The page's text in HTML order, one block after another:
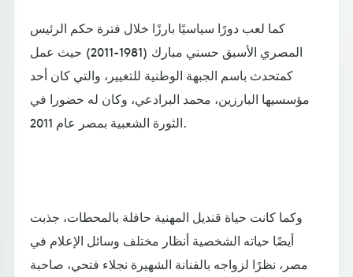
كما لعب دورًا سياسيًا بارزًا خلال فترة حكم الرئيس
المصري الأسبق حسني مبارك (1981-2011) حيث عمل
كمتحدث باسم الجبهة الوطنية للتغيير، والتي كان أحد
مؤسسيها البارزين، محمد البرادعي، وكان له حضورا في
الثورة الشعبية بمصر عام 2011.
وكما كانت حياة قنديل المهنية حافلة بالمحطات، جذبت
أيضًا حياته الشخصية أنظار مختلف وسائل الإعلام في
مصر، نظرًا لزواجه بالفنانة الشهيرة نجلاء فتحي، صاحبة